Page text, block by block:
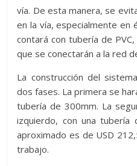
vía. De esta manera, se
en la vía, especialmente en
contará con tubería de
que se conectarán a la red
La construcción del
dos fases. La primera se
tubería de 300mm. La
izquierdo, con una tubería
aproximado es de USD
trabajo.